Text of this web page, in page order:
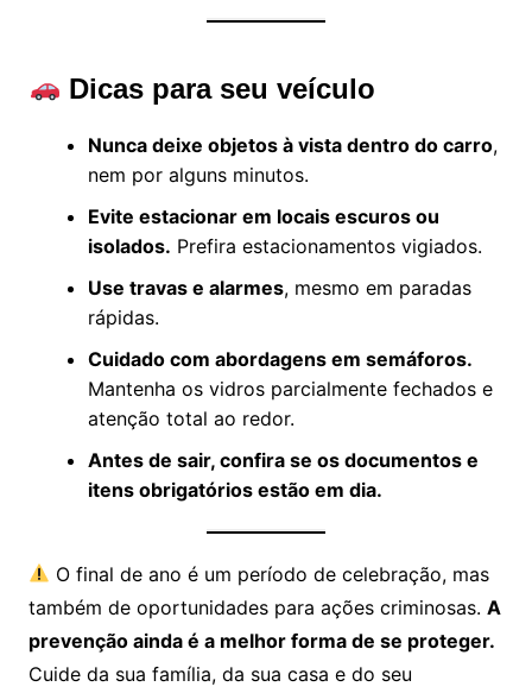
Dicas para seu veículo
Nunca deixe objetos à vista dentro do carro,
nem por alguns minutos.
Evite estacionar em locais escuros ou
isolados. Prefira estacionamentos vigiados.
Use travas e alarmes, mesmo em paradas
rápidas.
Cuidado com abordagens em semáforos.
Mantenha os vidros parcialmente fechados e
atenção total ao redor.
Antes de sair, confira se os documentos e
itens obrigatórios estão em dia.
O final de ano é um período de celebração, mas
também de oportunidades para ações criminosas. A
prevenção ainda é a melhor forma de se proteger.
Cuide da sua família, da sua casa e do seu